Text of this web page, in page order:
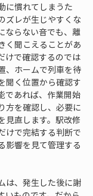
に慣れてしまうた
ズレが生じやすくな
ならない音でも、離
く聞こえることがあ
けで確認するのでは
、ホームで列車を待
聞く位置から確認す
であれば、作業開始
方を確認し、必要に
見直します。駅改修
けで完結する判断で
影響を見て管理する
は、発生した後に謝